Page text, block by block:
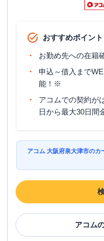
おすすめポイント
お勤め先への在籍
申込～借入まで
能！※
アコムでの契約が
日から最大30日間
アコム 大阪府泉大津市のカ
アコム